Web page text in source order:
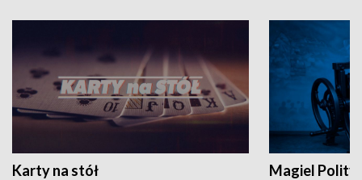
Karty na stół Magiel